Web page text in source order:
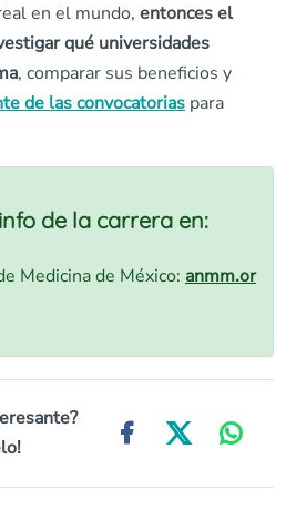
en el mundo, entonces el
qué universidades
, comparar sus beneficios y
de las convocatorias para
de la carrera en:
Medicina de México: anmm.or